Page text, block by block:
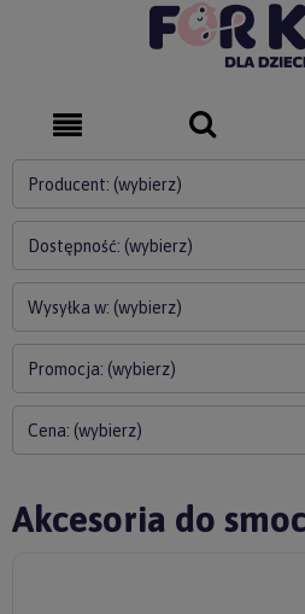
Producent: (wybierz)
Dostępność: (wybierz)
Wysyłka w: (wybierz)
Cena: (wybierz)
Promocja: (wybierz)
Akcesoria do